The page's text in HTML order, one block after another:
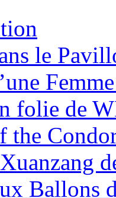
le
folie de
the
Ballons